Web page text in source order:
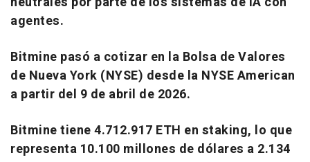
agentes.
Bitmine pasó a cotizar en la Bolsa de Valores
de Nueva York (NYSE) desde la NYSE American
a partir del 9 de abril de 2026.
Bitmine tiene 4.712.917 ETH en staking, lo que
representa 10.100 millones de dólares a 2.134